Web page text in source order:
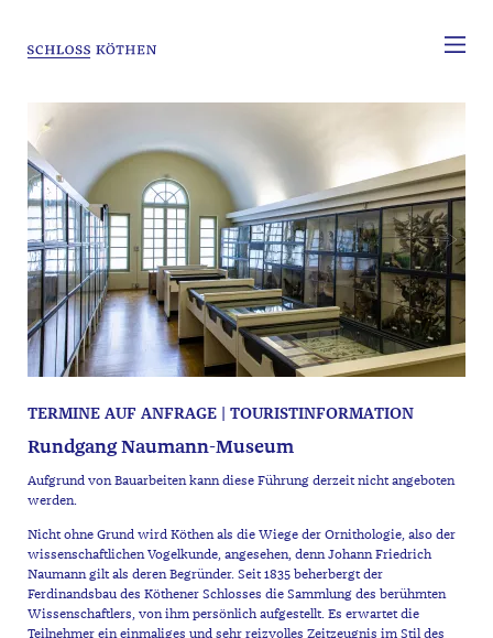
TERMINE AUF ANFRAGE | TOURISTINFORMATION
Rundgang Naumann-Museum
Aufgrund von Bauarbeiten kann diese Führung derzeit nicht angeboten
werden.
Nicht ohne Grund wird Köthen als die Wiege der Ornithologie, also der
wissenschaftlichen Vogelkunde, angesehen, denn Johann Friedrich
Naumann gilt als deren Begründer. Seit 1835 beherbergt der
Ferdinandsbau des Köthener Schlosses die Sammlung des berühmten
Wissenschaftlers, von ihm persönlich aufgestellt. Es erwartet die
Teilnehmer ein einmaliges und sehr reizvolles Zeitzeugnis im Stil des